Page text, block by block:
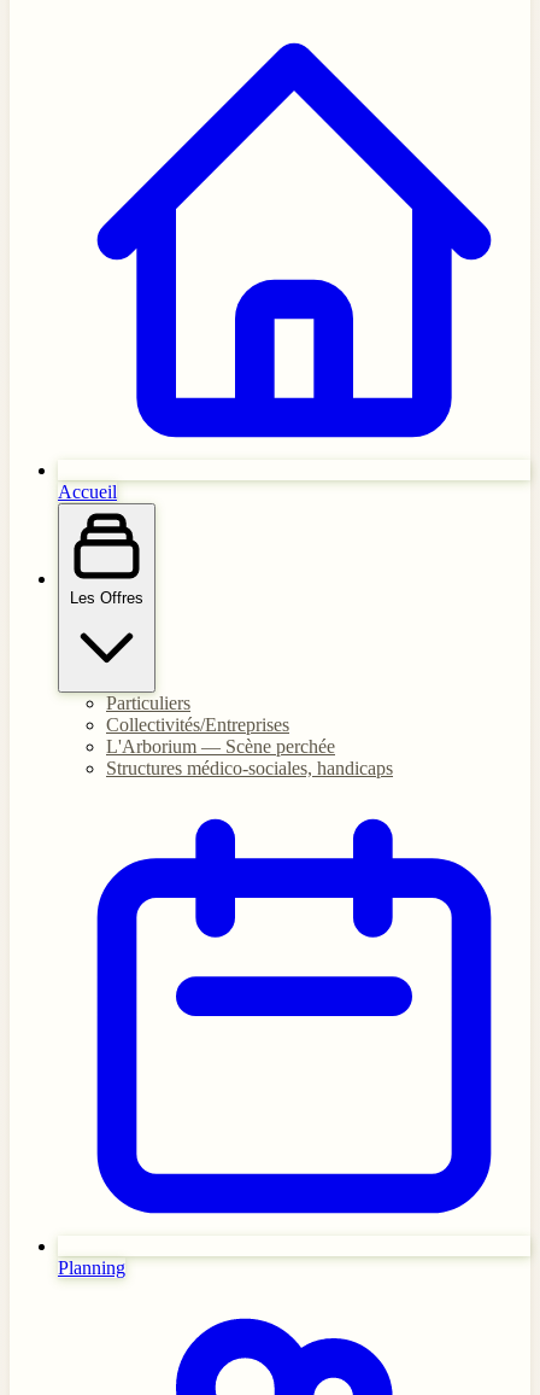
Accueil
Les Offres
Particuliers
Collectivités/Entreprises
L'Arborium — Scène perchée
Structures médico-sociales, handicaps
Planning